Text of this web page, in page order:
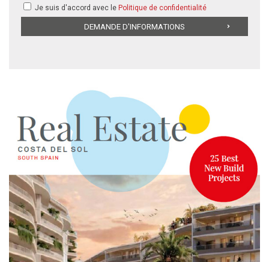
Je suis d'accord avec le Politique de confidentialité